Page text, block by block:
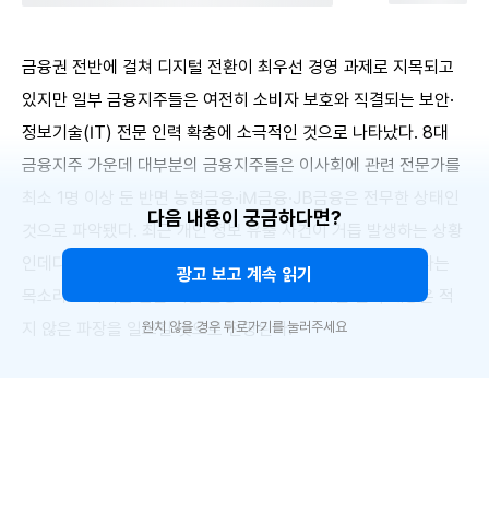
금융권 전반에 걸쳐 디지털 전환이 최우선 경영 과제로 지목되고
있지만 일부 금융지주들은 여전히 소비자 보호와 직결되는 보안·
정보기술(IT) 전문 인력 확충에 소극적인 것으로 나타났다. 8대
금융지주 가운데 대부분의 금융지주들은 이사회에 관련 전문가를
것으로 파악됐다. 최근 개인 정보 유출 사건이 거듭 발생하는 상황
인데다 이사회 차원의 디지털 거버넌스 강화를 서둘러야 한다는
목소리도 커지는 만큼 이들 금융지주의 소극적인 인력 채용은 적
지 않은 파장을 일으킬 것으로 전망된다.
다음 내용이 궁금하다면?
광고 보고 계속 읽기
원치 않을 경우 뒤로가기를 눌러주세요